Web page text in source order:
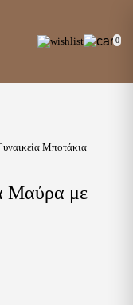
0
Μποτάκια
Μαύρα με